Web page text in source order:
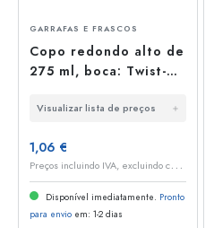
GARRAFAS E FRASCOS
Copo redondo alto de
275 ml, boca: Twist-
Visualizar lista de preços
1,06 €
P
reços incluindo IVA, excluindo custos de envio
Disponível imediatamente. Pronto
para envio em: 1-2 dias